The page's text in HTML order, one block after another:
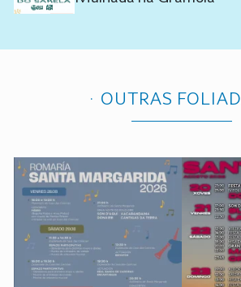
OUTRAS